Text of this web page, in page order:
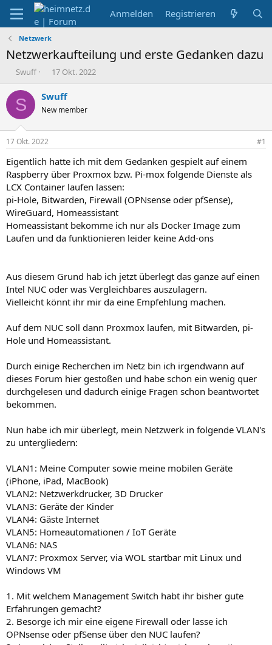
Anmelden Registrieren
Netzwerk
Netzwerkaufteilung und erste Gedanken dazu
E
s
t
e
r
Swuff
E
s
e
t
a
m
17 Okt. 2022
S Swuff
New member
17 Okt. 2022 #1
Eigentlich hatte ich mit dem Gedanken gespielt auf einem
Raspberry über Proxmox bzw. Pi-mox folgende Dienste als
LCX Container laufen lassen:
pi-Hole, Bitwarden, Firewall (OPNsense oder pfSense),
WireGuard, Homeassistant
Homeassistant bekomme ich nur als Docker Image zum
Laufen und da funktionieren leider keine Add-ons
Aus diesem Grund hab ich jetzt überlegt das ganze auf einen
Intel NUC oder was Vergleichbares auszulagern.
Vielleicht könnt ihr mir da eine Empfehlung machen.
Auf dem NUC soll dann Proxmox laufen, mit Bitwarden, pi-
Hole und Homeassistant.
Durch einige Recherchen im Netz bin ich irgendwann auf
dieses Forum hier gestoßen und habe schon ein wenig quer
durchgelesen und dadurch einige Fragen schon beantwortet
bekommen.
Nun habe ich mir überlegt, mein Netzwerk in folgende VLAN's
zu untergliedern:
VLAN1: Meine Computer sowie meine mobilen Geräte
(iPhone, iPad, MacBook)
VLAN2: Netzwerkdrucker, 3D Drucker
VLAN3: Geräte der Kinder
VLAN4: Gäste Internet
VLAN5: Homeautomationen / IoT Geräte
VLAN6: NAS
VLAN7: Proxmox Server, via WOL startbar mit Linux und
Windows VM
1. Mit welchem Management Switch habt ihr bisher gute
Erfahrungen gemacht?
2. Besorge ich mir eine eigene Firewall oder lasse ich
OPNsense oder pfSense über den NUC laufen?